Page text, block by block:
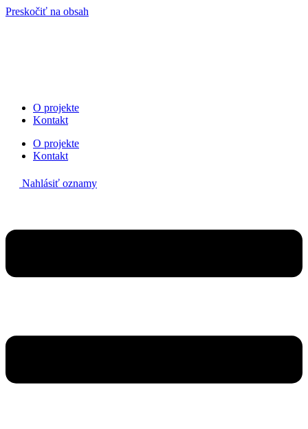
Preskočiť na obsah
O projekte
Kontakt
O projekte
Kontakt
Nahlásiť oznamy